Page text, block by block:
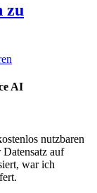
zu
AI
nutzbaren
auf
war ich